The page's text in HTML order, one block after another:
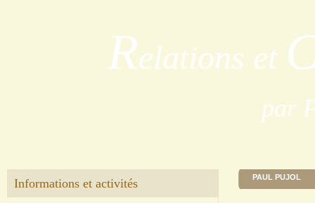
Relations et
par
Informations et activités PAUL PUJOL